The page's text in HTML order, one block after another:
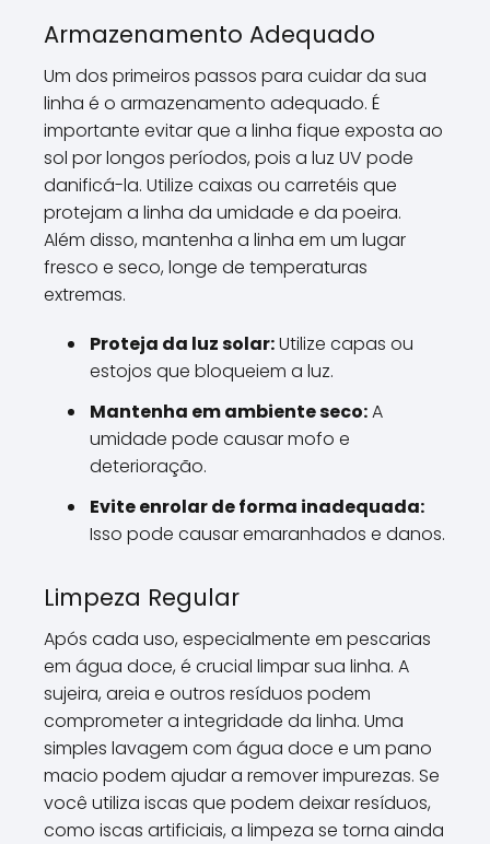
Armazenamento Adequado
Um dos primeiros passos para cuidar da sua
linha é o armazenamento adequado. É
importante evitar que a linha fique exposta ao
sol por longos períodos, pois a luz UV pode
danificá-la. Utilize caixas ou carretéis que
protejam a linha da umidade e da poeira.
Além disso, mantenha a linha em um lugar
fresco e seco, longe de temperaturas
extremas.
Proteja da luz solar:Utilize capas ou
estojos que bloqueiem a luz.
Mantenha em ambiente seco:A
umidade pode causar mofo e
deterioração.
Evite enrolar de forma inadequada:
Isso pode causar emaranhados e danos.
Limpeza Regular
Após cada uso, especialmente em pescarias
em água doce, é crucial limpar sua linha. A
sujeira, areia e outros resíduos podem
comprometer a integridade da linha. Uma
simples lavagem com água doce e um pano
macio podem ajudar a remover impurezas. Se
você utiliza iscas que podem deixar resíduos,
como iscas artificiais, a limpeza se torna ainda